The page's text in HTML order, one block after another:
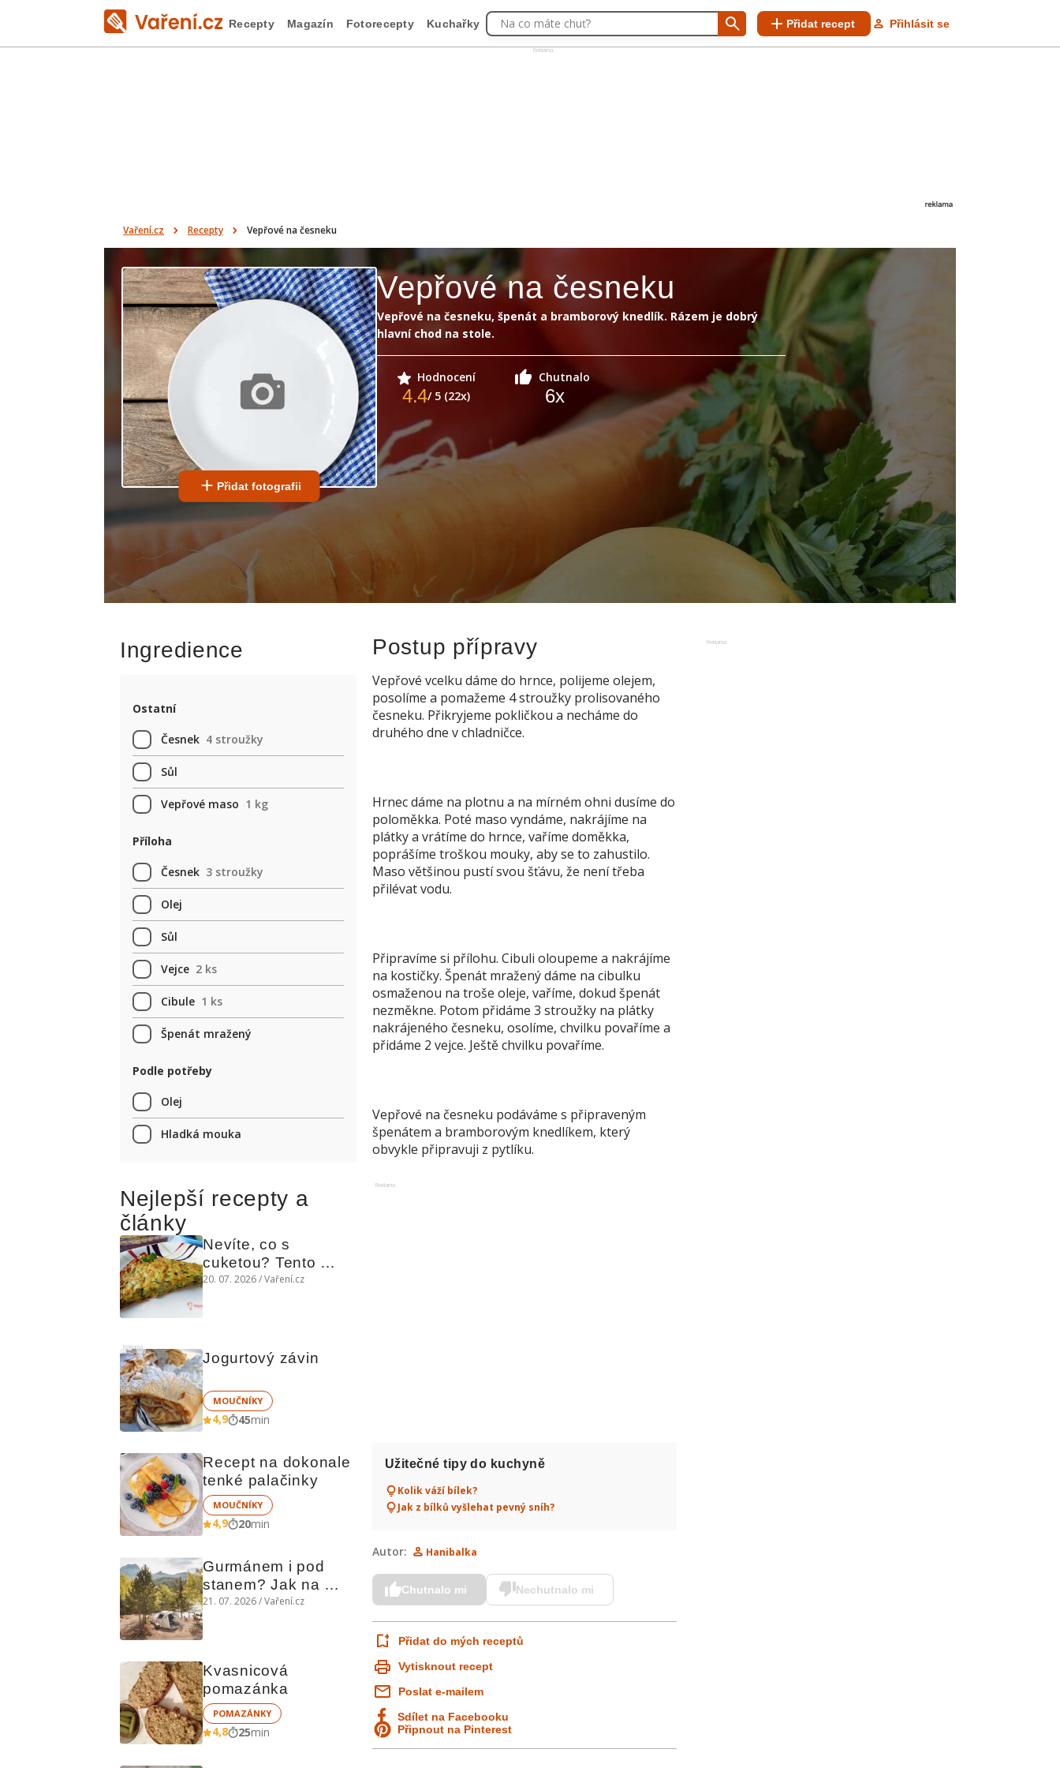
Reklama
Recepty Magazín Fotorecepty Kuchařky Na co máte chuť? Přidat recept Přihlásit se
Vaření.cz Recepty Vepřové na česneku
Přidat fotografii
Vepřové na česneku
Vepřové na česneku, špenát a bramborový knedlík. Rázem je dobrý
hlavní chod na stole.
Hodnocení
4.4/ 5 (22x)
Chutnalo
6x
Reklama
Ingredience
Ostatní
Česnek 4 stroužky
Sůl
Vepřové maso 1 kg
Příloha
Česnek 3 stroužky
Olej
Sůl
Vejce 2 ks
Cibule 1 ks
Špenát mražený
Podle potřeby
Olej
Hladká mouka
Nejlepší recepty a
články
Nevíte, co s
cuketou? Tento
levný slaný koláč
20. 07. 2026 / Vaření.cz
Reklama
Jogurtový závin
MOUČNÍKY
4,9 45min
Recept na dokonale
tenké palačinky
MOUČNÍKY
4,9 20min
Gurmánem i pod
stanem? Jak na
polní kuchyni a na
21. 07. 2026 / Vaření.cz
Kvasnicová
pomazánka
POMAZÁNKY
4,8 25min
Postup přípravy
Vepřové vcelku dáme do hrnce, polijeme olejem,
posolíme a pomažeme 4 stroužky prolisovaného
česneku. Přikryjeme pokličkou a necháme do
druhého dne v chladničce.
Hrnec dáme na plotnu a na mírném ohni dusíme do
poloměkka. Poté maso vyndáme, nakrájíme na
plátky a vrátíme do hrnce, vaříme doměkka,
poprášíme troškou mouky, aby se to zahustilo.
Maso většinou pustí svou šťávu, že není třeba
přilévat vodu.
Připravíme si přílohu. Cibuli oloupeme a nakrájíme
na kostičky. Špenát mražený dáme na cibulku
osmaženou na troše oleje, vaříme, dokud špenát
nezměkne. Potom přidáme 3 stroužky na plátky
nakrájeného česneku, osolíme, chvilku povaříme a
přidáme 2 vejce. Ještě chvilku povaříme.
Vepřové na česneku podáváme s připraveným
špenátem a bramborovým knedlíkem, který
obvykle připravuji z pytlíku.
Reklama
Užitečné tipy do kuchyně
Kolik váží bílek?
Jak z bílků vyšlehat pevný sníh?
Autor: Hanibalka
Chutnalo mi Nechutnalo mi
Přidat do mých receptů
Vytisknout recept
Poslat e-mailem
Sdílet na Facebooku
Připnout na Pinterest